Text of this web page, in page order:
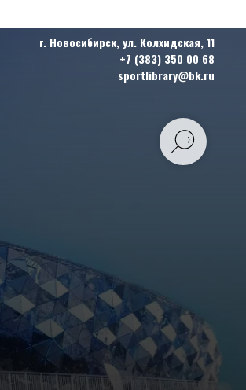
г. Новосибирск, ул. Колхидская, 11
+7 (383) 350 00 68
sportlibrary@bk.ru